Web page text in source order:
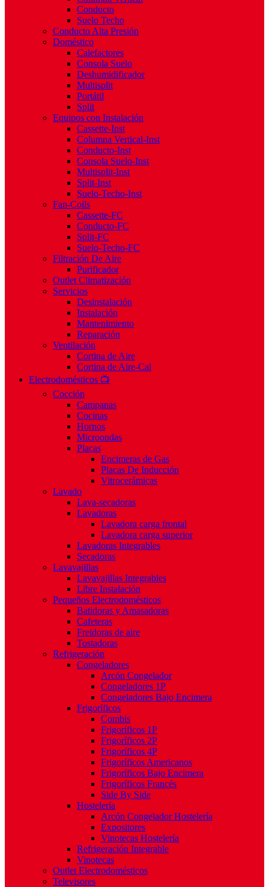
Conducto
Suelo Techo
Conducto Alta Presión
Doméstico
Calefactores
Consola Suelo
Deshumidificador
Multisplit
Portátil
Split
Equipos con Instalación
Cassette-Inst
Columna Vertical-Inst
Conducto-Inst
Consola Suelo-Inst
Multisplit-Inst
Split-Inst
Suelo-Techo-Inst
Fan-Coils
Cassette-FC
Conducto-FC
Split-FC
Suelo-Techo-FC
Filtración De Aire
Purificador
Outlet Climatización
Servicios
Desinstalación
Instalación
Mantenimiento
Reparación
Ventilación
Cortina de Aire
Cortina de Aire-Cal
Electrodomésticos 📺
Cocción
Campanas
Cocinas
Hornos
Microondas
Placas
Encimeras de Gas
Placas De Inducción
Vitrocerámicas
Lavado
Lava-secadoras
Lavadoras
Lavadora carga frontal
Lavadora carga superior
Lavadoras Integrables
Secadoras
Lavavajillas
Lavavajillas Integrables
Libre Instalación
Pequeños Electrodomésticos
Batidoras y Amasadoras
Cafeteras
Freidoras de aire
Tostadoras
Refrigeración
Congeladores
Arcón Congelador
Congeladores 1P
Congeladores Bajo Encimera
Frigoríficos
Combis
Frigoríficos 1P
Frigoríficos 2P
Frigoríficos 4P
Frigoríficos Americanos
Frigoríficos Bajo Encimera
Frigoríficos Francés
Side By Side
Hostelería
Arcón Congelador Hostelería
Expositores
Vinotecas Hostelería
Refrigeración Integrable
Vinotecas
Outlet Electrodomésticos
Televisores